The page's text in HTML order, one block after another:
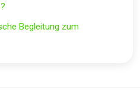
Begleitung zum